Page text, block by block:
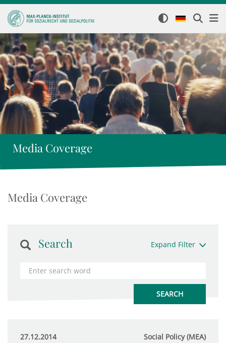
Media Coverage
Media Coverage
Search Expand Filter
27.12.2014 Social Policy (MEA)